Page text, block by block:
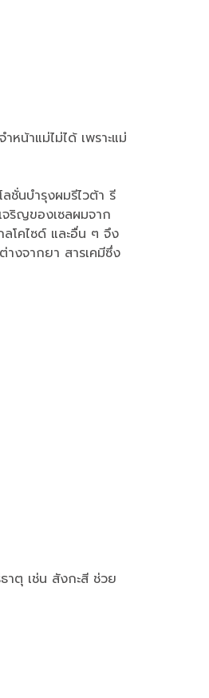
น้าแม่ไม่ได้ เพราะแม่
ชั่นบำรุงผมรีไวต้า รี
จริญของเซลผมจาก
โคไซด์ และอื่น ๆ จึง
างจากยา สารเคมีซึ่ง
าตุ เช่น สังกะสี ช่วย